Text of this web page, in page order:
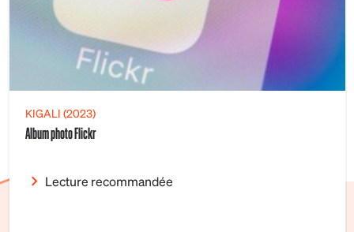
KIGALI (2023)
Album photo Flickr
Lecture recommandée